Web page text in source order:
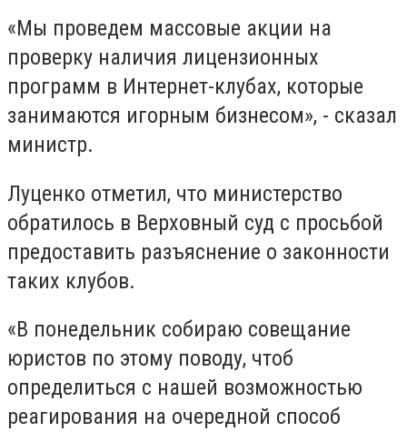
«Мы проведем массовые акции на
проверку наличия лицензионных
программ в Интернет-клубах, которые
занимаются игорным бизнесом», - сказал
министр.
Луценко отметил, что министерство
обратилось в Верховный суд с просьбой
предоставить разъяснение о законности
таких клубов.
«В понедельник собираю совещание
юристов по этому поводу, чтоб
определиться с нашей возможностью
реагирования на очередной способ